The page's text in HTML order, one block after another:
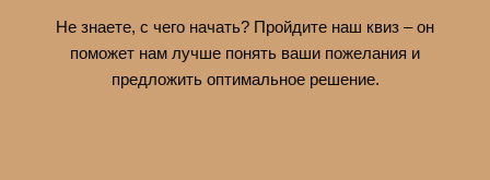
Не знаете, с чего начать? Пройдите наш квиз – он
поможет нам лучше понять ваши пожелания и
предложить оптимальное решение.